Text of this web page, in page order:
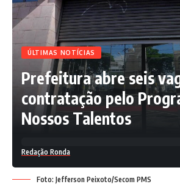
ÚLTIMAS NOTÍCIAS
Prefeitura abre seis
contratação pelo
Nossos Talentos
Redação Ronda
Foto: Jefferson Peixoto/Secom PMS